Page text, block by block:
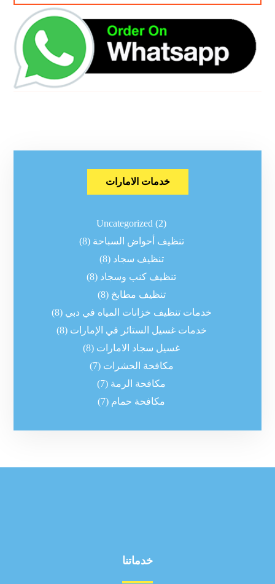
خدمات الامارات
Uncategorized (2)
تنظيف أحواض السباحة (8)
تنظيف سجاد (8)
تنظيف كنب وسجاد (8)
تنظيف مطابخ (8)
خدمات تنظيف خزانات المياه في دبي (8)
خدمات غسيل الستائر في الإمارات (8)
غسيل سجاد الامارات (8)
مكافحة الحشرات (7)
مكافحة الرمة (7)
مكافحة حمام (7)
خدماتنا